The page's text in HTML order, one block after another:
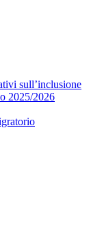
sull’inclusione
2025/2026